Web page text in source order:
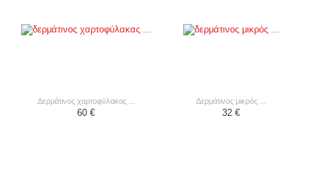
δερμάτινος χαρτοφύλακας ...
60 €
δερμάτινος μικρός ...
32 €